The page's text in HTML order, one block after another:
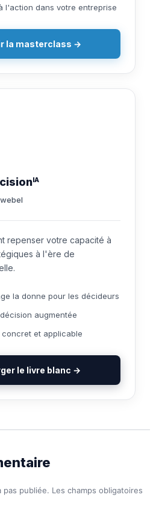
l'action dans votre entreprise
la masterclass →
IA
repenser votre capacité à
à l'ère de
la donne pour les décideurs
augmentée
et applicable
le livre blanc →
pas publiée. Les champs obligatoires